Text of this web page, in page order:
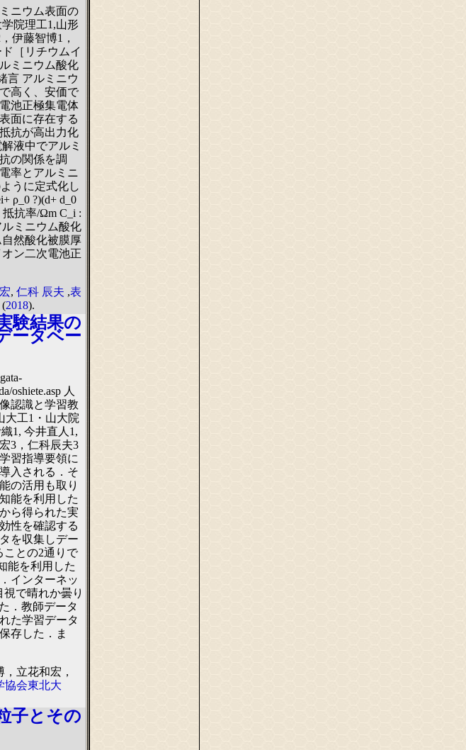
ニウム表面の
院理工1,山形
伊藤智博1，
［リチウムイ
ミニウム酸化
言 アルミニウ
高く、安価で
池正極集電体
面に存在する
抗が高出力化
液中でアルミ
の関係を調
率とアルミニ
うに定式化し
ρ_0 ?)(d+ d_0
抗率/Ωm C_i :
ルミニウム酸化
然酸化被膜厚
ン二次電池正
, 仁科 辰夫 ,表
(2018).
験結果の
ータベー
oshiete.asp 人
認識と学習教
大工1・山大院
1, 今井直人1,
3，仁科辰夫3
習指導要領に
入される．そ
の活用も取り
能を利用した
ら得られた実
性を確認する
を収集しデー
ことの2通りで
能を利用した
インターネッ
で晴れか曇り
．教師データ
た学習データ
存した．ま
立花和宏，
会東北大
子とその